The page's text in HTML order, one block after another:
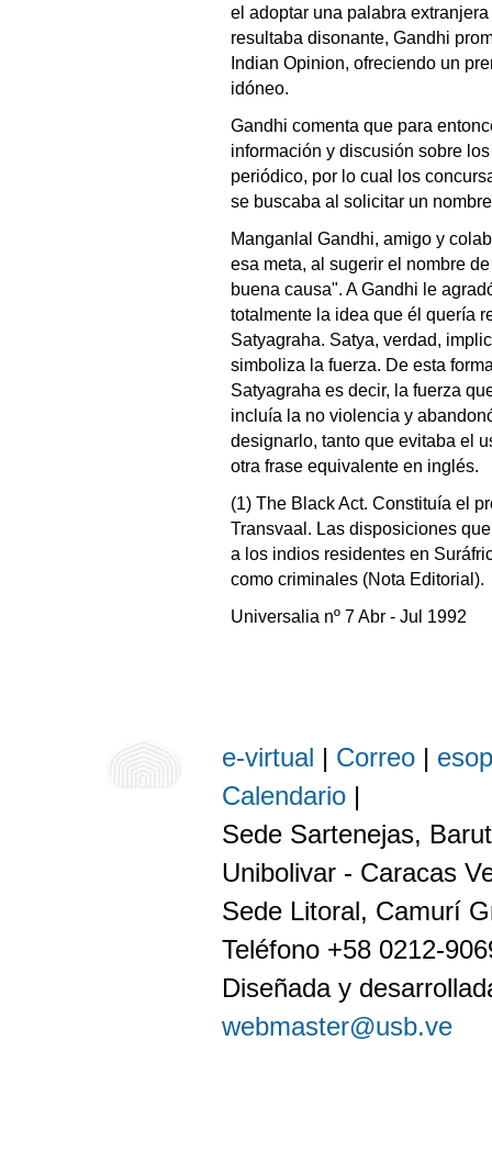
el adoptar una palabra
resultaba disonante, Gandhi
Indian Opinion, ofreciendo un
idóneo.
Gandhi comenta que para
información y discusión sobre
periódico, por lo cual los
se buscaba al solicitar un
Manganlal Gandhi, amigo y
esa meta, al sugerir el nombre
buena causa". A Gandhi le
totalmente la idea que él quería
Satyagraha. Satya, verdad,
simboliza la fuerza. De esta
Satyagraha es decir, la fuerza
incluía la no violencia y
designarlo, tanto que evitaba el
otra frase equivalente en inglés.
(1) The Black Act. Constituía el
Transvaal. Las disposiciones
a los indios residentes en
como criminales (Nota Editorial).
Universalia nº 7 Abr - Jul 1992
e-virtual | Correo|
Calendario|
Sede Sartenejas,
Unibolivar - Caracas
Sede Litoral, Camurí
Teléfono +58 0212-
Diseñada y
webmaster@usb.ve